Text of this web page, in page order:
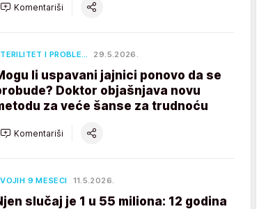
Komentariši
I PROBLE… 29.5.2026.
li uspavani jajnici ponovo da se
Doktor objašnjava novu
za veće šanse za trudnoću
Komentariši
9 MESECI 11.5.2026.
slučaj je 1 u 55 miliona: 12 godina